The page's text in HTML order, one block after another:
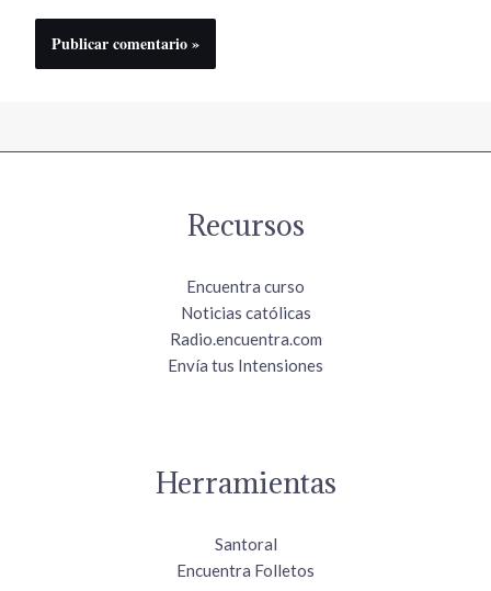
Recursos
Encuentra curso
Noticias católicas
Radio.encuentra.com
Envía tus Intensiones
Herramientas
Santoral
Encuentra Folletos